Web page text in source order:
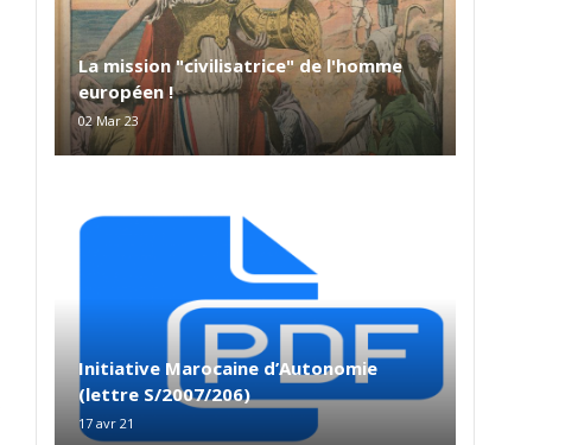
La mission "civilisatrice" de l'homme
européen !
02 Mar 23
Initiative Marocaine d’Autonomie
(lettre S/2007/206)
17 avr 21